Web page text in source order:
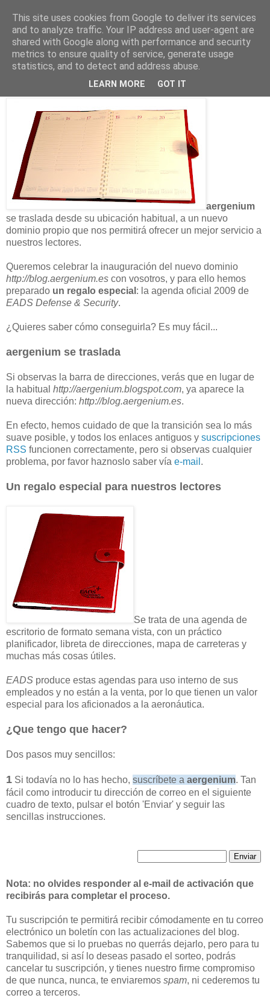
24 enero 2009
Consigue gratis una agenda de
escritorio con http://blog.aergenium.es
aergenium
se traslada desde su ubicación habitual, a un nuevo
dominio propio que nos permitirá ofrecer un mejor servicio a
nuestros lectores.
Queremos celebrar la inauguración del nuevo dominio
http://blog.aergenium.es con vosotros, y para ello hemos
preparado un regalo especial : la agenda oficial 2009 de
EADS Defense & Security.
¿Quieres saber cómo conseguirla? Es muy fácil...
aergenium se traslada
Si observas la barra de direcciones, verás que en lugar de
la habitual http://aergenium.blogspot.com, ya aparece la
nueva dirección: http://blog.aergenium.es.
En efecto, hemos cuidado de que la transición sea lo más
suave posible, y todos los enlaces antiguos y suscripciones
RSS funcionen correctamente, pero si observas cualquier
problema, por favor haznoslo saber vía e-mail .
Un regalo especial para nuestros lectores
Se trata de una agenda de
escritorio de formato semana vista, con un práctico
planificador, libreta de direcciones, mapa de carreteras y
muchas más cosas útiles.
EADS produce estas agendas para uso interno de sus
empleados y no están a la venta, por lo que tienen un valor
especial para los aficionados a la aeronáutica.
¿Que tengo que hacer?
Dos pasos muy sencillos:
1 Si todavía no lo has hecho, suscríbete a aergenium. Tan
fácil como introducir tu dirección de correo en el siguiente
cuadro de texto, pulsar el botón 'Enviar' y seguir las
sencillas instrucciones.
Nota: no olvides responder al e-mail de activación que
recibirás para completar el proceso.
Tu suscripción te permitirá recibir cómodamente en tu correo
electrónico un boletín con las actualizaciones del blog.
Sabemos que si lo pruebas no querrás dejarlo, pero para tu
tranquilidad, si así lo deseas pasado el sorteo, podrás
cancelar tu suscripción, y tienes nuestro firme compromiso
de que nunca, nunca, te enviaremos spam, ni cederemos tu
correo a terceros.
This site uses cookies from Google to deliver its services
and to analyze traffic. Your IP address and user-agent are
shared with Google along with performance and security
metrics to ensure quality of service, generate usage
statistics, and to detect and address abuse.
LEARN MORE GOT IT